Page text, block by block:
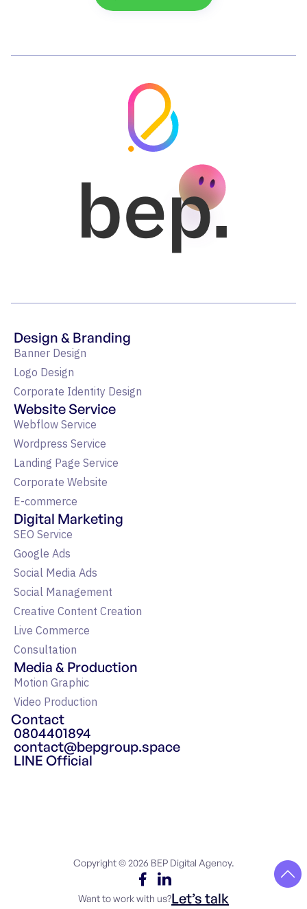
bep.
Design & Branding
Banner Design
Logo Design
Corporate Identity Design
Website Service
Webflow Service
Wordpress Service
Landing Page Service
Corporate Website
E-commerce
Digital Marketing
SEO Service
Google Ads
Social Media Ads
Social Management
Creative Content Creation
Live Commerce
Consultation
Media & Production
Motion Graphic
Video Production
Contact
0804401894
contact@bepgroup.space
LINE Official
Copyright © 2026 BEP Digital Agency.
Want to work with us?Let’s talk